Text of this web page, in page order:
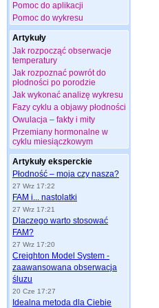
Pomoc do aplikacji
Pomoc do wykresu
Artykuły
Jak rozpocząć obserwacje
temperatury
Jak rozpoznać powrót do
płodności po porodzie
Jak wykonać analizę wykresu
Fazy cyklu a objawy płodności
Owulacja – fakty i mity
Przemiany hormonalne w
cyklu miesiączkowym
Artykuły eksperckie
Płodność – moja czy nasza?
27 Wrz 17:22
FAM i... nastolatki
27 Wrz 17:21
Dlaczego warto stosować
FAM?
27 Wrz 17:20
Creighton Model System -
zaawansowana obserwacja
śluzu
20 Cze 17:27
Idealna metoda dla Ciebie